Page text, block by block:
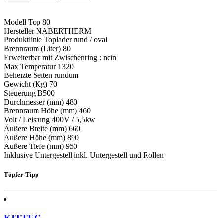
Modell Top 80
Hersteller NABERTHERM
Produktlinie Toplader rund / oval
Brennraum (Liter) 80
Erweiterbar mit Zwischenring : nein
Max Temperatur 1320
Beheizte Seiten rundum
Gewicht (Kg) 70
Steuerung B500
Durchmesser (mm) 480
Brennraum Höhe (mm) 460
Volt / Leistung 400V / 5,5kw
Äußere Breite (mm) 660
Äußere Höhe (mm) 890
Äußere Tiefe (mm) 950
Inklusive Untergestell inkl. Untergestell und Rollen
Töpfer-Tipp